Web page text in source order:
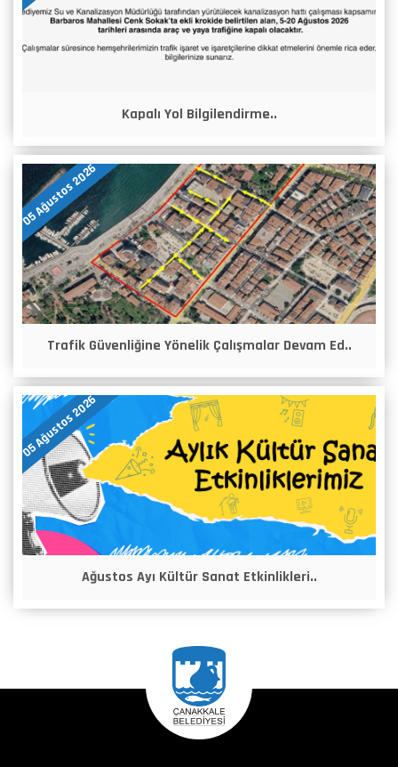
Kapalı Yol Bilgilendirme..
05 Ağustos 2026
Trafik Güvenliğine Yönelik Çalışmalar Devam Ed..
05 Ağustos 2026
Ağustos Ayı Kültür Sanat Etkinlikleri..